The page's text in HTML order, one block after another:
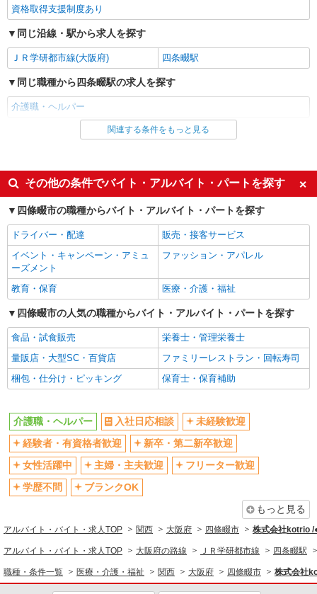
サービス付高齢者向け住宅 エルダーガーデン四條畷/2780000020-011
介護職員（ヘルパー）（夜勤専従）
月給255,410円〜272,020円（経験・能力等に
よる） ＜給与補足＞夜勤10回分（62,010〜63,620
円）含む。※夜勤1回あたり6,201〜6,362円（深夜
割増＋夜勤1手当）
大阪府四條畷市中野3-6-12
キープ
ート業務を担当
時給1600円〜2250円 ＜日払い有/週払い有/交
通費全支給(ガソリン代含む)＞
四條畷市 交通費全額支給
キープ 詳細を見る
派遣社員
四条畷駅｜サ高住STAFF＊落ち着いた雰囲気
でゆったりお仕事♪
時給1600円〜2250円 ＜日払い有/週払い有/交
通費全支給(ガソリン代含む)＞
四條畷市 交通費全額支給
キープ 詳細を見る
アルバイト パート
サービス付高齢者向け住宅 エルダーガーデン四條畷/2780000020-002
介護職員（ヘルパー）（役職なし）
時給1,210円 ＜給与補足＞※深夜割増（22〜5
大阪府四條畷市中野3-6-12
キープ 詳細を見る
資格取得支援制度あり
同じ沿線・駅から求人を探す
ＪＲ学研都市線(大阪府) 四条畷駅
同じ職種から四条畷駅の求人を探す
介護職・ヘルパー
同じ雇用形態から四条畷駅の求人を探す
同じ特徴から四条畷駅の求人を探す
入社日応相談
未経験歓迎
経験者・有資格者歓迎
新卒・第二新卒歓迎
女性活躍中
主婦・主夫歓迎
フリーター歓迎
ブランクOK
ミドル（40代～）活躍中
エルダー（50代～）活躍中
シニア（60代～）活躍中
高収入・高額
ボーナス・賞与あり
昇給あり
完全週休2日制
フルタイム歓迎
禁煙・分煙
駅直結・駅チカ
車通勤OK
残業少なめ（月20h未満）
交通費支給
社会保険あり
産休・育休取得実績あり
退職金・財形貯蓄制度あり
各種手当（家族・役職・インセン
資格取得支援制度あり
同じ職種から求人を探す
医療・介護・福祉
関連する条件をもっと見る
その他の条件でバイト・アルバイト・パートを探す
四條畷市の職種からバイト・アルバイト・パートを探す
ドライバー・配達
販売・接客サービス
イベント・キャンペーン・アミュ
ーズメント
ファッション・アパレル
教育・保育 医療・介護・福祉
四條畷市の人気の職種からバイト・アルバイト・パートを探す
食品・試食販売
栄養士・管理栄養士
量販店・大型SC・百貨店
ファミリーレストラン・回転寿司
梱包・仕分け・ピッキング
保育士・保育補助
介護職・ヘルパー 入社日応相談
未経験歓迎
経験者・有資格者歓迎
新卒・第二新卒歓迎
女性活躍中
主婦・主夫歓迎
フリーター歓迎
学歴不問
ブランクOK
もっと見る
アルバイト・バイト・求人TOP 関西 大阪府 四條畷市 株式会社kotrio /
アルバイト・バイト・求人TOP 大阪府の路線 ＪＲ学研都市線 四条畷駅
職種・条件一覧 医療・介護・福祉 関西 大阪府 四條畷市 株式会社